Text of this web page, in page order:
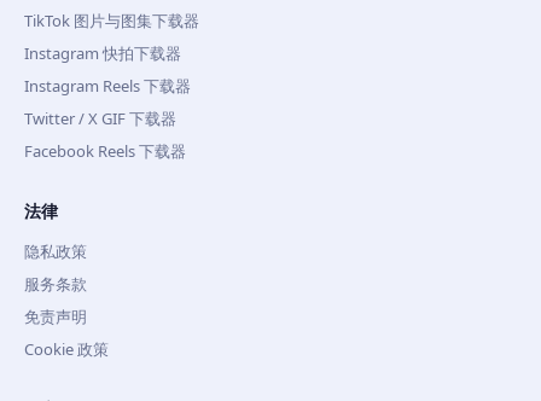
TikTok 图片与图集下载器
Instagram 快拍下载器
Instagram Reels 下载器
Twitter / X GIF 下载器
Facebook Reels 下载器
法律
隐私政策
服务条款
免责声明
Cookie 政策